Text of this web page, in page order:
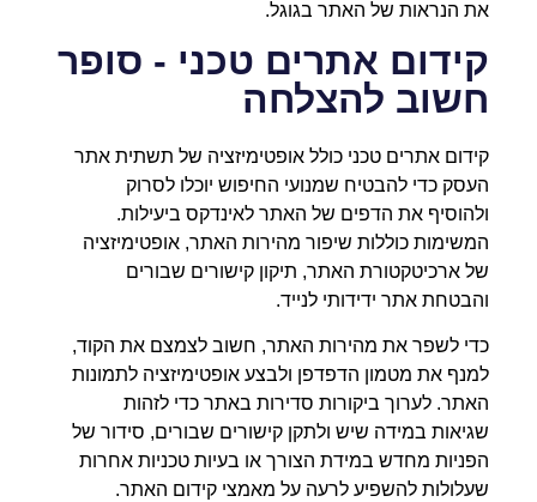
את הנראות של האתר בגוגל.
קידום אתרים טכני - סופר
חשוב להצלחה
קידום אתרים טכני כולל אופטימיזציה של תשתית אתר
העסק כדי להבטיח שמנועי החיפוש יוכלו לסרוק
ולהוסיף את הדפים של האתר לאינדקס ביעילות.
המשימות כוללות שיפור מהירות האתר, אופטימיזציה
של ארכיטקטורת האתר, תיקון קישורים שבורים
והבטחת אתר ידידותי לנייד.
כדי לשפר את מהירות האתר, חשוב לצמצם את הקוד,
למנף את מטמון הדפדפן ולבצע אופטימיזציה לתמונות
האתר. לערוך ביקורות סדירות באתר כדי לזהות
שגיאות במידה שיש ולתקן קישורים שבורים, סידור של
הפניות מחדש במידת הצורך או בעיות טכניות אחרות
שעלולות להשפיע לרעה על מאמצי קידום האתר.